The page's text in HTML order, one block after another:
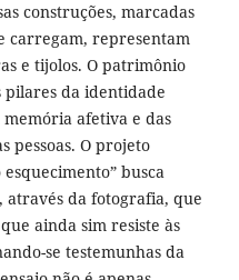
construções, marcadas
carregam, representam
e tijolos. O patrimônio
pilares da identidade
afetiva e das
pessoas. O projeto
busca
da fotografia, que
ainda sim resiste às
se testemunhas da